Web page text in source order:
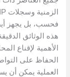
فحسب، بل يجهز
هذه الوثائق
الأهمية لإقناع
الحفاظ على
العملية يمكن أن